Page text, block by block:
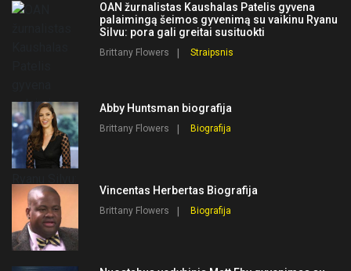
OAN žurnalistas Kaushalas Patelis gyvena
palaimingą šeimos gyvenimą su vaikinu Ryanu
Silvu: pora gali greitai susituokti
Brittany Flowers Straipsnis
Abby Huntsman biografija
Brittany Flowers Biografija
Vincentas Herbertas Biografija
Brittany Flowers Biografija